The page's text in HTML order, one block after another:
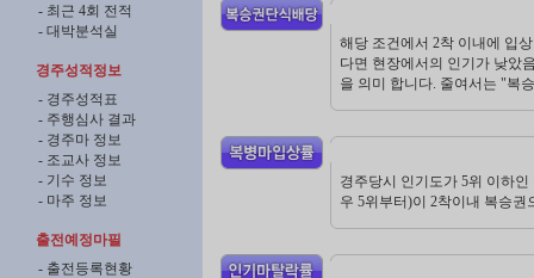
- 최근 4회 전적
- 대박분석실
경주성적정보
- 경주성적표
- 주행심사 결과
- 경주마 정보
- 조교사 정보
- 기수 정보
- 마주 정보
출전예정마필
- 출전등록현황
해당 조건에서 2착 이내에 입
다면 현장에서의 인기가 낮았
을 의미 합니다. 줄여서는 "복
경주당시 인기도가 5위 이하
우 5위부터)이 2착이내 복승